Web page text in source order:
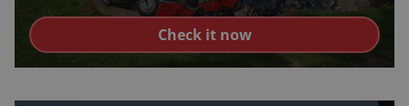
Check it now